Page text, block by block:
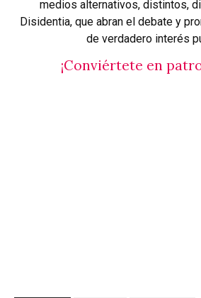
medios alternativos, distintos,
Disidentia, que abran el debate y
de verdadero interés
¡Conviértete en